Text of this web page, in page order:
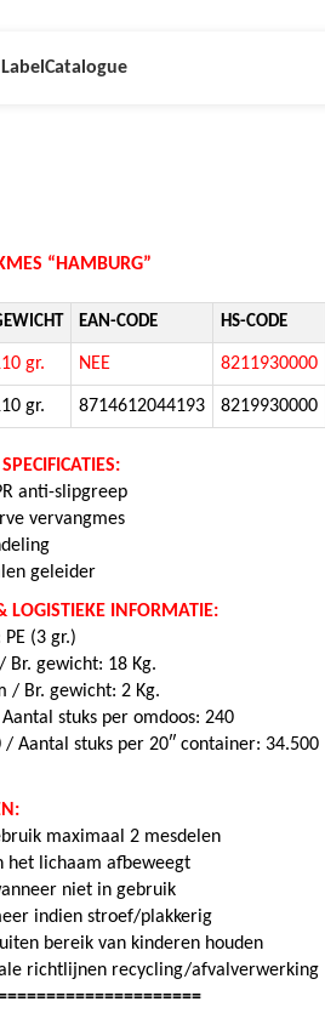
Catalogue
“HAMBURG”
EAN-CODE HS-CODE
gr. NEE 8211930000
gr. 8714612044193 8219930000
anti-slipgreep
vervangmes
geleider
LOGISTIEKE INFORMATIE:
(3 gr.)
Br. gewicht: 18 Kg.
/ Br. gewicht: 2 Kg.
stuks per omdoos: 240
Aantal stuks per 20″ container: 34.500
maximaal 2 mesdelen
het lichaam afbeweegt
niet in gebruik
indien stroef/plakkerig
bereik van kinderen houden
richtlijnen recycling/afvalverwerking